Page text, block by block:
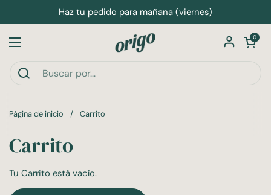
Ir al contenidoHaz tu pedido para mañana (viernes)
Abrir menú
Abrir
0
Página de inicio / Carrito
Carrito
Tu Carrito está vacío.